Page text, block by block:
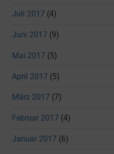
Juli 2017 (4)
Juni 2017 (9)
Mai 2017 (5)
April 2017 (5)
März 2017 (7)
Februar 2017 (4)
Januar 2017 (6)